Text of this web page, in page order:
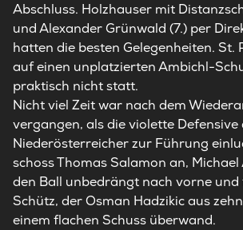
Abschluss. Holzhauser mit
und Alexander Grünwald (7.) per
hatten die besten Gelegenheiten. St.
auf einen unplatzierten Ambichl-
praktisch nicht statt.
Nicht viel Zeit war nach dem
vergangen, als die violette Defensive
Niederösterreicher zur Führung
schoss Thomas Salamon an,
den Ball unbedrängt nach vorne
Schütz, der Osman Hadzikic aus
einem flachen Schuss überwand.